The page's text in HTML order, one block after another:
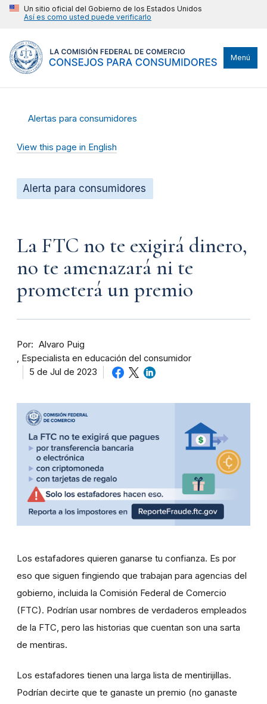
Un sitio oficial del Gobierno de los Estados Unidos
Así es como usted puede verificarlo
Menú
Alertas para consumidores
View this page in English
Alerta para consumidores
La FTC no te exigirá dinero,
no te amenazará ni te
prometerá un premio
Por
Alvaro Puig
Especialista en educación del consumidor
5 de Jul de 2023
Los estafadores quieren ganarse tu confianza. Es por
eso que siguen fingiendo que trabajan para agencias del
gobierno, incluida la Comisión Federal de Comercio
(FTC). Podrían usar nombres de verdaderos empleados
de la FTC, pero las historias que cuentan son una sarta
de mentiras.
Los estafadores tienen una larga lista de mentirijillas.
Podrían decirte que te ganaste un premio (no ganaste